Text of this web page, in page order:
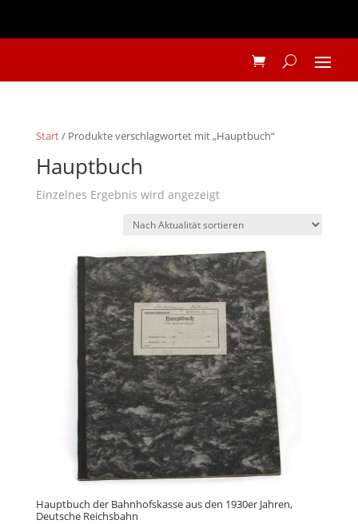
Start/ Produkte verschlagwortet mit „Hauptbuch“
Hauptbuch
Einzelnes Ergebnis wird angezeigt
Hauptbuch der Bahnhofskasse aus den 1930er Jahren,
Deutsche Reichsbahn